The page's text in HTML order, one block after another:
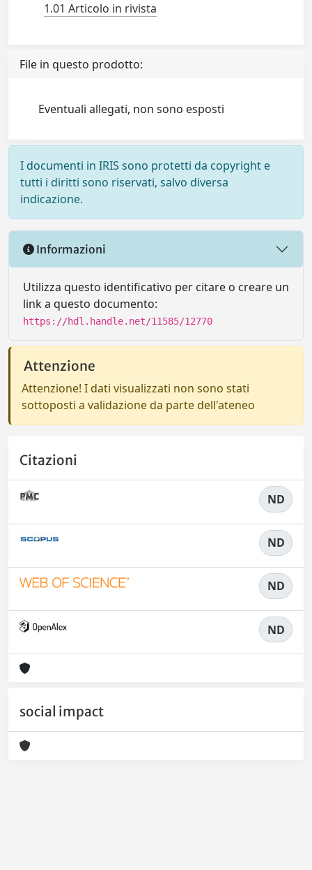
1.01 Articolo in rivista
File in questo prodotto:
Eventuali allegati, non sono esposti
I documenti in IRIS sono protetti da copyright e
tutti i diritti sono riservati, salvo diversa
indicazione.
Informazioni
Utilizza questo identificativo per citare o creare un
link a questo documento:
https://hdl.handle.net/11585/12770
Attenzione
Attenzione! I dati visualizzati non sono stati
sottoposti a validazione da parte dell'ateneo
Citazioni
ND
ND
ND
ND
social impact